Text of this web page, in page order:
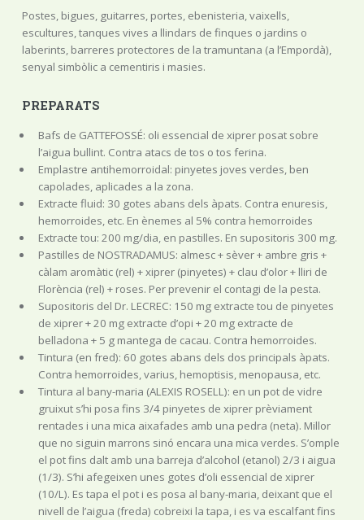
Postes, bigues, guitarres, portes, ebenisteria, vaixells,
escultures, tanques vives a llindars de finques o jardins o
laberints, barreres protectores de la tramuntana (a l’Empordà),
senyal simbòlic a cementiris i masies.
PREPARATS
Bafs de GATTEFOSSÉ: oli essencial de xiprer posat sobre
l’aigua bullint. Contra atacs de tos o tos ferina.
Emplastre antihemorroidal: pinyetes joves verdes, ben
capolades, aplicades a la zona.
Extracte fluid: 30 gotes abans dels àpats. Contra enuresis,
hemorroides, etc. En ènemes al 5% contra hemorroides
Extracte tou: 200 mg/dia, en pastilles. En supositoris 300 mg.
Pastilles de NOSTRADAMUS: almesc + sèver + ambre gris +
càlam aromàtic (rel) + xiprer (pinyetes) + clau d’olor + lliri de
Florència (rel) + roses. Per prevenir el contagi de la pesta.
Supositoris del Dr. LECREC: 150 mg extracte tou de pinyetes
de xiprer + 20 mg extracte d’opi + 20 mg extracte de
belladona + 5 g mantega de cacau. Contra hemorroides.
Tintura (en fred): 60 gotes abans dels dos principals àpats.
Contra hemorroides, varius, hemoptisis, menopausa, etc.
Tintura al bany-maria (ALEXIS ROSELL): en un pot de vidre
gruixut s’hi posa fins 3/4 pinyetes de xiprer prèviament
rentades i una mica aixafades amb una pedra (neta). Millor
que no siguin marrons sinó encara una mica verdes. S’omple
el pot fins dalt amb una barreja d’alcohol (etanol) 2/3 i aigua
(1/3). S’hi afegeixen unes gotes d’oli essencial de xiprer
(10/L). Es tapa el pot i es posa al bany-maria, deixant que el
nivell de l’aigua (freda) cobreixi la tapa, i es va escalfant fins